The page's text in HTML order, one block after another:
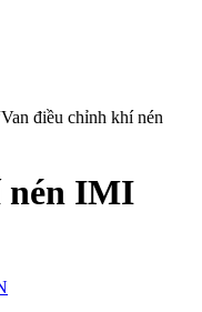
điều chỉnh khí nén
nén IMI